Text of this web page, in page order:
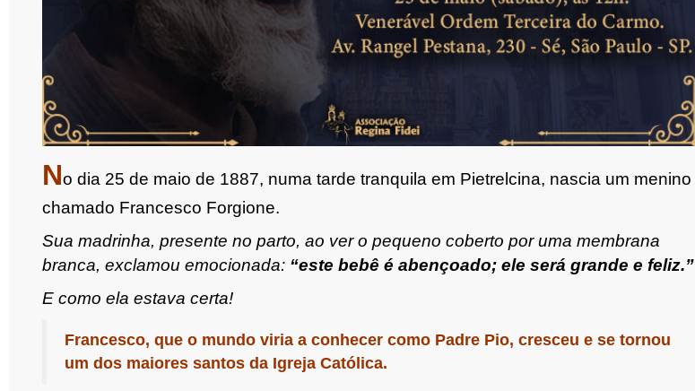
No dia 25 de maio de 1887, numa tarde tranquila em Pietrelcina, nascia um menino
chamado Francesco Forgione.
Sua madrinha, presente no parto, ao ver o pequeno coberto por uma membrana
branca, exclamou emocionada: “este bebê é abençoado; ele será grande e feliz.”
E como ela estava certa!
Francesco, que o mundo viria a conhecer como Padre Pio, cresceu e se tornou
um dos maiores santos da Igreja Católica.